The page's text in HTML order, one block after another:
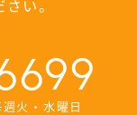
い。
火・水曜日